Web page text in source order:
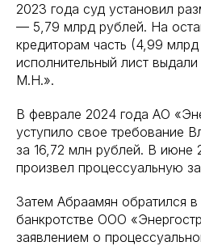
2023 года суд установил
— 5,79 млрд рублей. На
кредиторам часть (4,99
исполнительный лист
М.Н.».
В феврале 2024 года АО
уступило свое требование
за 16,72 млн рублей. В июне
произвел процессуальную
Затем Абраамян обратился
банкротстве ООО
заявлением о